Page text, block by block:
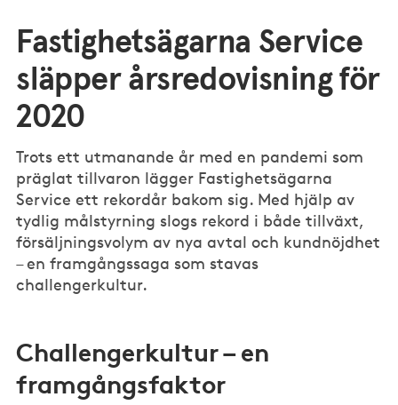
Fastighetsägarna Service
släpper årsredovisning för
2020
Trots ett utmanande år med en pandemi som
präglat tillvaron lägger Fastighetsägarna
Service ett rekordår bakom sig. Med hjälp av
tydlig målstyrning slogs rekord i både tillväxt,
försäljningsvolym av nya avtal och kundnöjdhet
– en framgångssaga som stavas
challengerkultur.
Challengerkultur – en
framgångsfaktor